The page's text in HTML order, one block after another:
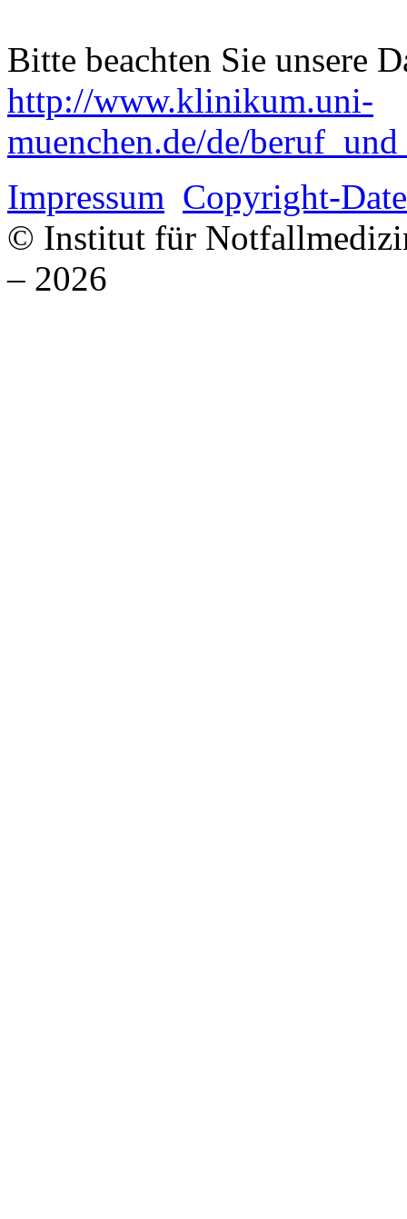
Bitte beachten Sie unsere
http://www.klinikum.uni-
muenchen.de/de/
Impressum Copyright-
© Institut für
– 2026